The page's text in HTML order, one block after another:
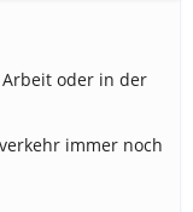
Arbeit oder in der
immer noch